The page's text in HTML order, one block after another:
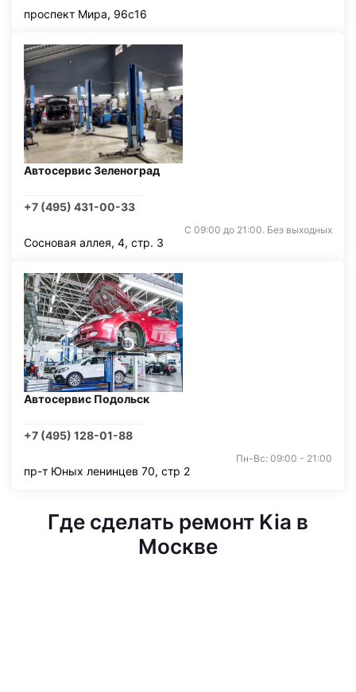
проспект Мира, 96с16
Автосервис Зеленоград
+7 (495) 431-00-33
С 09:00 до 21:00. Без выходных
Сосновая аллея, 4, стр. 3
Автосервис Подольск
+7 (495) 128-01-88
Пн-Вс: 09:00 - 21:00
пр-т Юных ленинцев 70, стр 2
Где сделать ремонт Kia в
Москве